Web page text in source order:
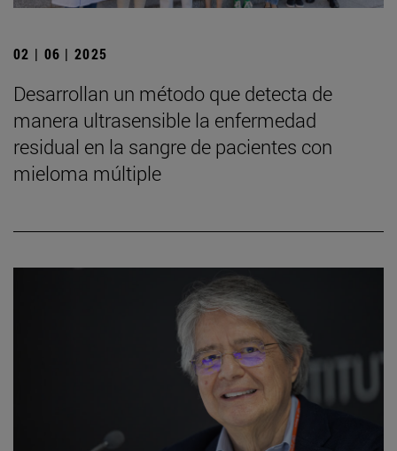
02 | 06 | 2025
Desarrollan un método que detecta de
manera ultrasensible la enfermedad
residual en la sangre de pacientes con
mieloma múltiple